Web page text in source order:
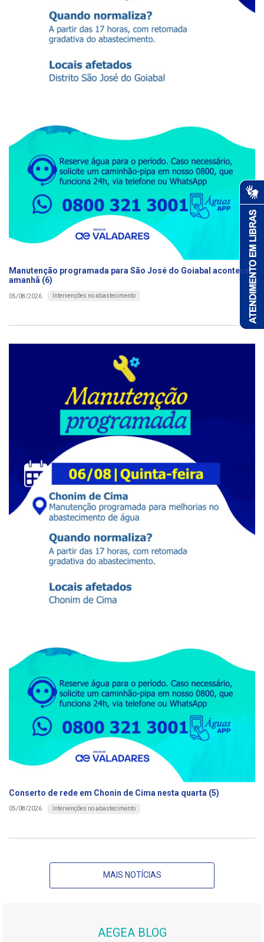
Manutenção programada para São José do Goiabal acontece
amanhã (6)
05/08/2026 Intervenções no abastecimento
Conserto de rede em Chonin de Cima nesta quarta (5)
05/08/2026 Intervenções no abastecimento
MAIS NOTÍCIAS
AEGEA BLOG